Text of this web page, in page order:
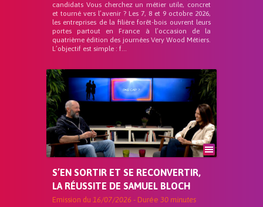
candidats Vous cherchez un métier utile, concret
et tourné vers l’avenir ? Les 7, 8 et 9 octobre 2026,
les entreprises de la filière forêt-bois ouvrent leurs
portes partout en France à l’occasion de la
quatrième édition des journées Very Wood Métiers.
L’objectif est simple : f...
S’EN SORTIR ET SE RECONVERTIR,
LA RÉUSSITE DE SAMUEL BLOCH
Emission du 16/07/2026 - Durée 30 minutes